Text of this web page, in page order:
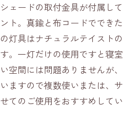
シェードの取付金具が付属し
ント。真鍮と布コードででき
の灯具はナチュラルテイスト
す。一灯だけの使用ですと寝
い空間には問題ありませんが
いますので複数使いまたは、
せてのご使用をおすすめしてい